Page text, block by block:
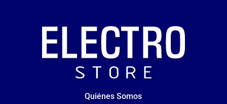
Quiénes Somos